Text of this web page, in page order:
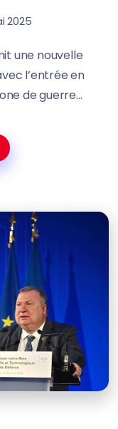
2025
une nouvelle
l’entrée en
de guerre...